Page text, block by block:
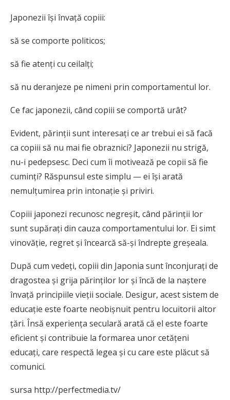
Japonezii își învață copiii:
să se comporte politicos;
să fie atenți cu ceilalți;
să nu deranjeze pe nimeni prin comportamentul lor.
Ce fac japonezii, când copiii se comportă urât?
Evident, părinții sunt interesați ce ar trebui ei să facă
ca copiii să nu mai fie obraznici? Japonezii nu strigă,
nu-i pedepsesc. Deci cum îi motivează pe copii să fie
cuminți? Răspunsul este simplu — ei își arată
nemulțumirea prin intonație și priviri.
Copiii japonezi recunosc negreșit, când părinții lor
sunt supărați din cauza comportamentului lor. Ei simt
vinovăție, regret și încearcă să-și îndrepte greșeala.
După cum vedeți, copiii din Japonia sunt înconjurați de
dragostea și grija părinților lor și încă de la naștere
învață principiile vieții sociale. Desigur, acest sistem de
educație este foarte neobișnuit pentru locuitorii altor
țări. Însă experiența seculară arată că el este foarte
eficient și contribuie la formarea unor cetățeni
educați, care respectă legea și cu care este plăcut să
comunici.
sursa http://perfectmedia.tv/